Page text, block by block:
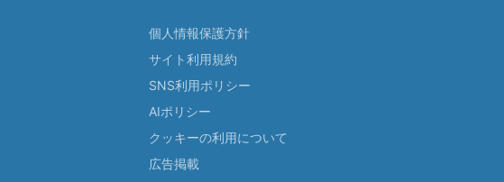
個人情報保護方針
サイト利用規約
SNS利用ポリシー
AIポリシー
クッキーの利用について
広告掲載